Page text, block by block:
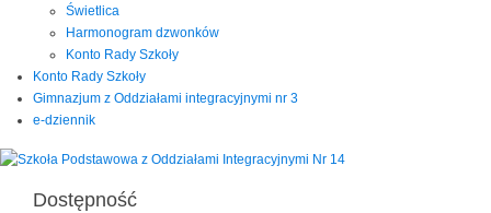
Świetlica
Harmonogram dzwonków
Konto Rady Szkoły
Konto Rady Szkoły
Gimnazjum z Oddziałami integracyjnymi nr 3
e-dziennik
Dostępność